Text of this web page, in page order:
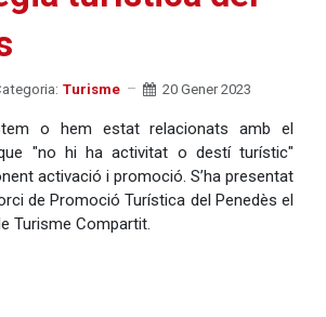
Turisme 20 Gener 2023
o hem estat relacionats amb el
"no hi ha activitat o destí turístic"
activació i promoció. S’ha presentat
de Promoció Turística del Penedès el
Turisme Compartit.